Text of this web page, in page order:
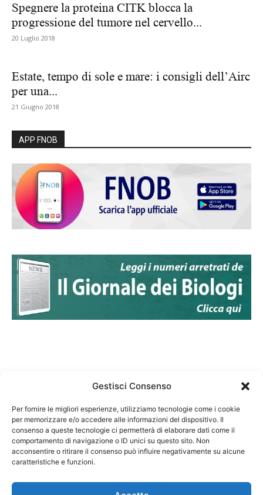
Gestisci Consenso
Per fornire le migliori esperienze, utilizziamo tecnologie come i cookie
per memorizzare e/o accedere alle informazioni del dispositivo. Il
consenso a queste tecnologie ci permetterà di elaborare dati come il
comportamento di navigazione o ID unici su questo sito. Non
acconsentire o ritirare il consenso può influire negativamente su alcune
caratteristiche e funzioni.
Spegnere la proteina CITK blocca la
progressione del tumore nel cervello...
20 Luglio 2018
Estate, tempo di sole e mare: i consigli dell’Airc
per una...
21 Giugno 2018
APP FNOB
Federazione Nazionale Degli Ordini dei Biologi:
codice fiscale 80069130583
Responsabile sito internet www.fnob.it: Vincenzo